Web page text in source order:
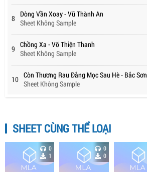
8 Dòng Vần Xoay - Vũ Thành An
Sheet Không Sample
9 Chồng Xa - Võ Thiện Thanh
Sheet Không Sample
10 Còn Thương Rau Đắng Mọc Sau Hè - Bắc Sơn
Sheet Không Sample
SHEET CÙNG THỂ LOẠI
0
1
0
0